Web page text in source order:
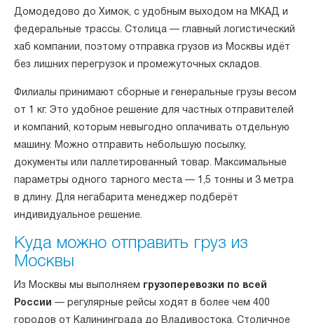
Домодедово до Химок, с удобным выходом на МКАД и
федеральные трассы. Столица — главный логистический
хаб компании, поэтому отправка грузов из Москвы идёт
без лишних перегрузок и промежуточных складов.
Филиалы принимают сборные и генеральные грузы весом
от 1 кг. Это удобное решение для частных отправителей
и компаний, которым невыгодно оплачивать отдельную
машину. Можно отправить небольшую посылку,
документы или паллетированный товар. Максимальные
параметры одного тарного места — 1,5 тонны и 3 метра
в длину. Для негабарита менеджер подберёт
индивидуальное решение.
Куда можно отправить груз из
Москвы
Из Москвы мы выполняем грузоперевозки по всей
России — регулярные рейсы ходят в более чем 400
городов от Калининграда до Владивостока. Столичное